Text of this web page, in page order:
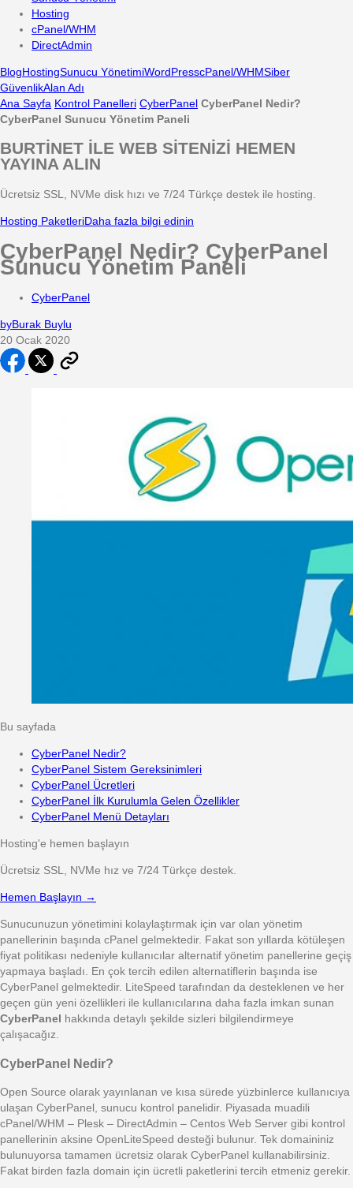
Hosting
cPanel/WHM
DirectAdmin
BlogHostingSunucu YönetimiWordPresscPanel/WHMSiber
GüvenlikAlan Adı
Ana Sayfa Kontrol Panelleri CyberPanel CyberPanel Nedir?
CyberPanel Sunucu Yönetim Paneli
BURTİNET İLE WEB SİTENİZİ HEMEN
YAYINA ALIN
Ücretsiz SSL, NVMe disk hızı ve 7/24 Türkçe destek ile hosting.
Hosting PaketleriDaha fazla bilgi edinin
CyberPanel Nedir? CyberPanel
Sunucu Yönetim Paneli
CyberPanel
byBurak Buylu
20 Ocak 2020
Bu sayfada
CyberPanel Nedir?
CyberPanel Sistem Gereksinimleri
CyberPanel Ücretleri
CyberPanel İlk Kurulumla Gelen Özellikler
CyberPanel Menü Detayları
Hosting'e hemen başlayın
Ücretsiz SSL, NVMe hız ve 7/24 Türkçe destek.
Hemen Başlayın →
Sunucunuzun yönetimini kolaylaştırmak için var olan yönetim
panellerinin başında cPanel gelmektedir. Fakat son yıllarda kötüleşen
fiyat politikası nedeniyle kullanıcılar alternatif yönetim panellerine geçiş
yapmaya başladı. En çok tercih edilen alternatiflerin başında ise
CyberPanel gelmektedir. LiteSpeed tarafından da desteklenen ve her
geçen gün yeni özellikleri ile kullanıcılarına daha fazla imkan sunan
CyberPanel hakkında detaylı şekilde sizleri bilgilendirmeye
çalışacağız.
CyberPanel Nedir?
Open Source olarak yayınlanan ve kısa sürede yüzbinlerce kullanıcıya
ulaşan CyberPanel, sunucu kontrol panelidir. Piyasada muadili
cPanel/WHM – Plesk – DirectAdmin – Centos Web Server gibi kontrol
panellerinin aksine OpenLiteSpeed desteği bulunur. Tek domaininiz
bulunuyorsa tamamen ücretsiz olarak CyberPanel kullanabilirsiniz.
Fakat birden fazla domain için ücretli paketlerini tercih etmeniz gerekir.